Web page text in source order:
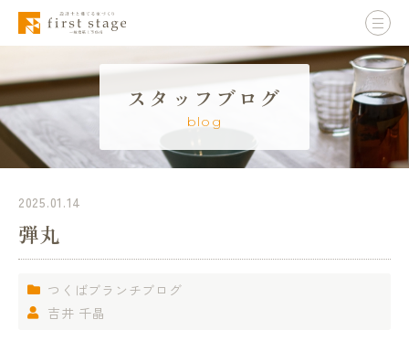
スタッフブログ
blog
2025.01.14
弾丸
つくばブランチブログ
吉井 千晶